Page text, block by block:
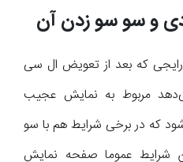
و سو سو زدن آن
که بعد از تعویض ال سی
مربوط به نمایش عجیب
که در برخی شرایط هم با سو
شرایط عموما صفحه نمایش